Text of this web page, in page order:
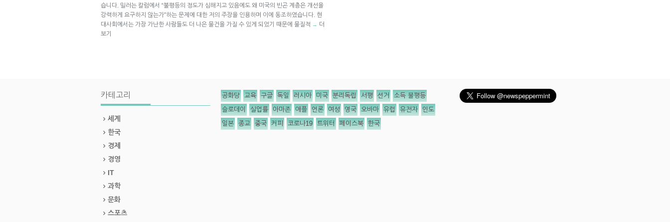
습니다. 밀러는 칼럼에서 “불평등의 정도가 심해지고 있음에도 왜 미국의 빈곤 계층은 개선을
강력하게 요구하지 않는가”하는 문제에 대한 저의 주장을 인용하며 이에 동조하였습니다. 현
대사회에서는 가장 가난한 사람들도 더 나은 물건을 가질 수 있게 되었기 때문에 물질적 → 더
보기
카테고리
세계
한국
경제
경영
IT
과학
문화
스포츠
공화당 교육 구글 독일 러시아 미국 분리독립 서평 선거 소득 불평등
슬로데이 실업률 아마존 애플 언론 여성 영국 오바마 유럽 유전자 인도
일본 종교 중국 커피 코로나19 트위터 페이스북 한국